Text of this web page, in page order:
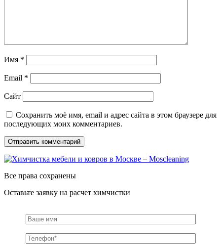
Имя *
Email *
Сайт
Сохранить моё имя, email и адрес сайта в этом браузере для
последующих моих комментариев.
Все права сохранены
Оставьте заявку на расчет химчистки